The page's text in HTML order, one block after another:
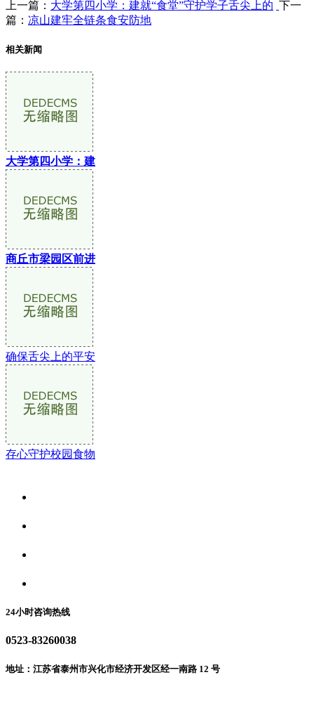
上一篇： 大学第四小学：建就“食堂”守护学子舌尖上的 下一
篇： 凉山建牢全链条食安防地
相关新闻
大学第四小学：建
商丘市梁园区前进
确保舌尖上的平安
存心守护校园食物
24小时咨询热线
0523-83260038
地址：江苏省泰州市兴化市经济开发区经一南路 12 号